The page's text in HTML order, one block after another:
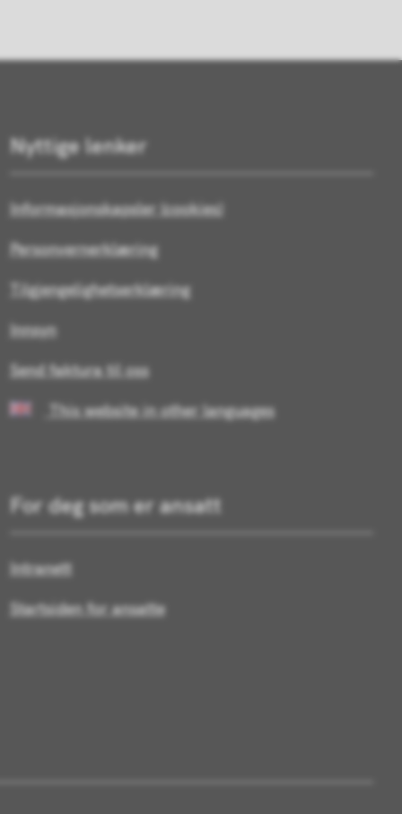
Nyttige lenker
Informasjonskapsler (cookies)
Personvernerklæring
Tilgjengelighetserklæring
Innsyn
Send faktura til oss
This website in other languages
For deg som er ansatt
Intranett
Startsiden for ansatte